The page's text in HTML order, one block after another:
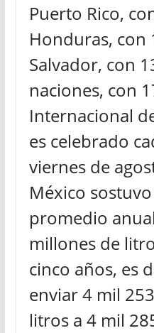
Puerto Rico,
Honduras, con
Salvador, con
naciones, con
Internacional
es celebrado
viernes de
México
promedio
millones de
cinco años, es
enviar 4 mil
litros a 4 mil